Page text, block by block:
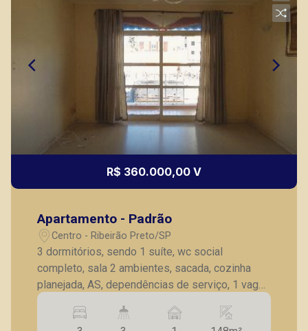
R$ 360.000,00 V
Apartamento - Padrão
Centro - Ribeirão Preto/SP
3 dormitórios, sendo 1 suíte, wc social
completo, sala 2 ambientes, sacada, cozinha
planejada, AS, dependências de serviço, 1 vaga
de garagem. Reformado recentemente toda
cozinha, área de serviço com moveis planejados